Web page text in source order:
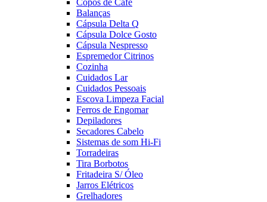
Balanças
Cápsula Delta Q
Cápsula Dolce Gosto
Cápsula Nespresso
Espremedor Citrinos
Cozinha
Cuidados Lar
Cuidados Pessoais
Escova Limpeza Facial
Ferros de Engomar
Depiladores
Secadores Cabelo
Sistemas de som Hi-Fi
Torradeiras
Tira Borbotos
Fritadeira S/ Óleo
Jarros Elétricos
Grelhadores